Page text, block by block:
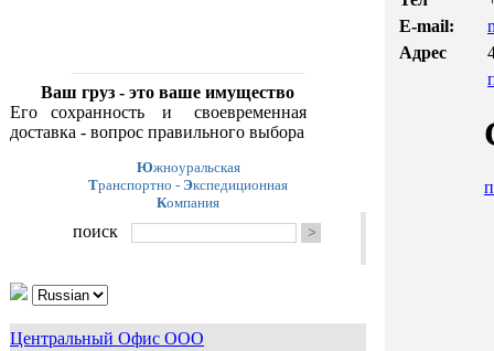
Ваш груз - это ваше имущество
Его сохранность и своевременная
доставка - вопрос правильного выбора
Южноуральская
Транспортно - Экспедиционная
Компания
поиск
Центральный Офис ООО
E-mail:
Адрес